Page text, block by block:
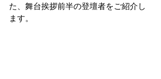
た、舞台挨拶前半の登壇者をご紹介し
ます。